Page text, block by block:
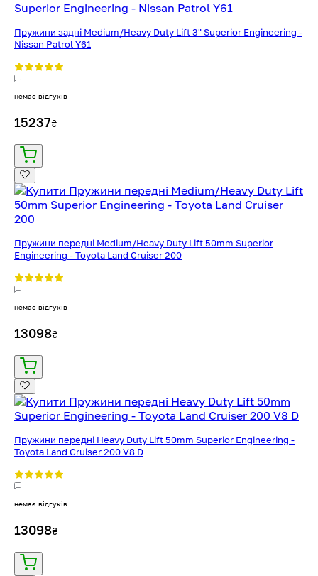
Пружини задні Medium/Heavy Duty Lift 3" Superior Engineering -
Nissan Patrol Y61
немає відгуків
15237₴
Пружини передні Medium/Heavy Duty Lift 50mm Superior
Engineering - Toyota Land Cruiser 200
немає відгуків
13098₴
Пружини передні Heavy Duty Lift 50mm Superior Engineering -
Toyota Land Cruiser 200 V8 D
немає відгуків
13098₴